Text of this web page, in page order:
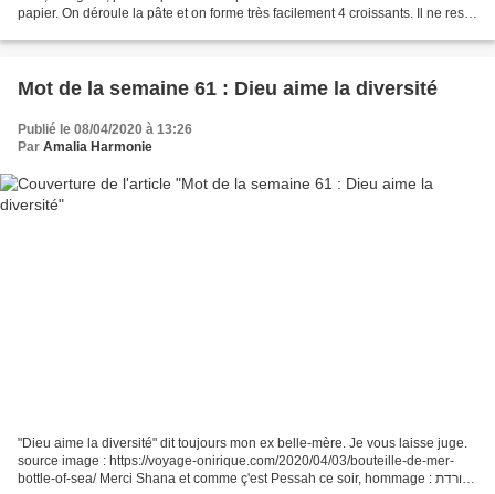
papier. On déroule la pâte et on forme très facilement 4 croissants. Il ne reste
Mot de la semaine 61 : Dieu aime la diversité
Publié le 08/04/2020 à 13:26
Par Amalia Harmonie
"Dieu aime la diversité" dit toujours mon ex belle-mère. Je vous laisse juge.
source image : https://voyage-onirique.com/2020/04/03/bouteille-de-mer-
bottle-of-sea/ Merci Shana et comme ç'est Pessah ce soir, hommage : להורדת